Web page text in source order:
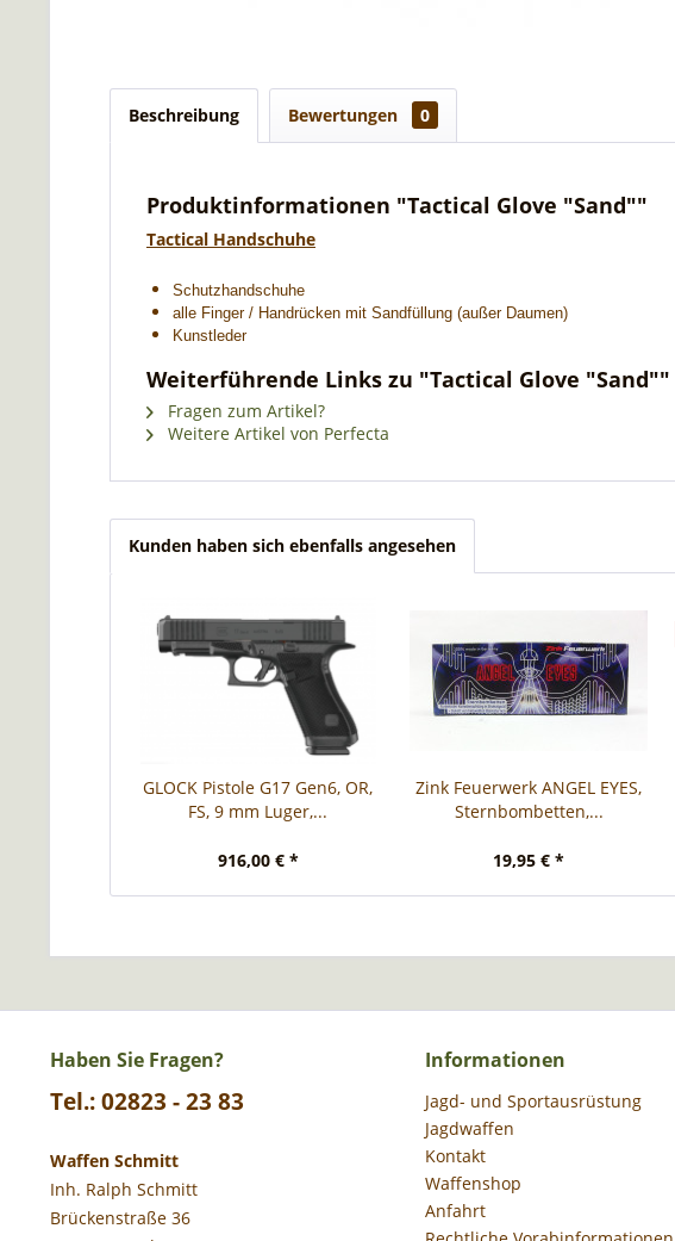
Beschreibung Bewertungen 0
Produktinformationen "Tactical Glove "Sand""
Tactical Handschuhe
Schutzhandschuhe
alle Finger / Handrücken mit Sandfüllung (außer Daumen)
Kunstleder
Weiterführende Links zu "Tactical Glove "Sand""
Fragen zum Artikel?
Weitere Artikel von Perfecta
Kunden haben sich ebenfalls angesehen
GLOCK Pistole G17 Gen6, OR,
FS, 9 mm Luger,...
916,00 € *
Zink Feuerwerk ANGEL EYES,
Sternbombetten,...
19,95 € *
Haben Sie Fragen?
Tel.: 02823 - 23 83
Waffen Schmitt
Inh. Ralph Schmitt
Brückenstraße 36
Informationen
Jagd- und Sportausrüstung
Jagdwaffen
Kontakt
Waffenshop
Anfahrt